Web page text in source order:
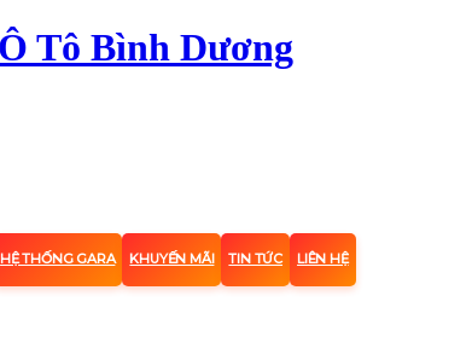
HỆ THỐNG GARA KHUYẾN MÃI TIN TỨC LIÊN HỆ